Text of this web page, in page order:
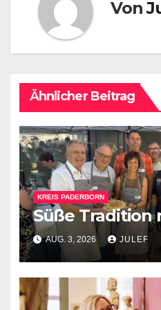
Von
Ähnlicher Beitrag
KREIS PADERBORN
Süße
AUG. 3, 2026 JULEF